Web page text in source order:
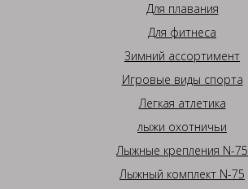
Для плавания
Для фитнеса
Зимний ассортимент
Игровые виды спорта
Легкая атлетика
лыжи охотничьи
Лыжные крепления N-75
Лыжный комплект N-75